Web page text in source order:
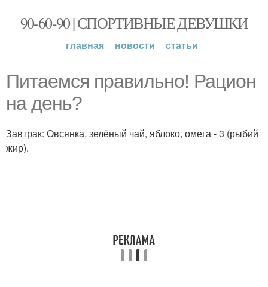
90-60-90 | СПОРТИВНЫЕ ДЕВУШКИ
главная новости статьи
Питаемся правильно! Рацион
на день?
Завтрак: Овсянка, зелёный чай, яблоко, омега - 3 (рыбий
жир).